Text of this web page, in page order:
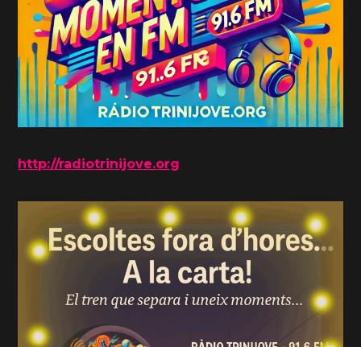
http://radiotrinijove.org